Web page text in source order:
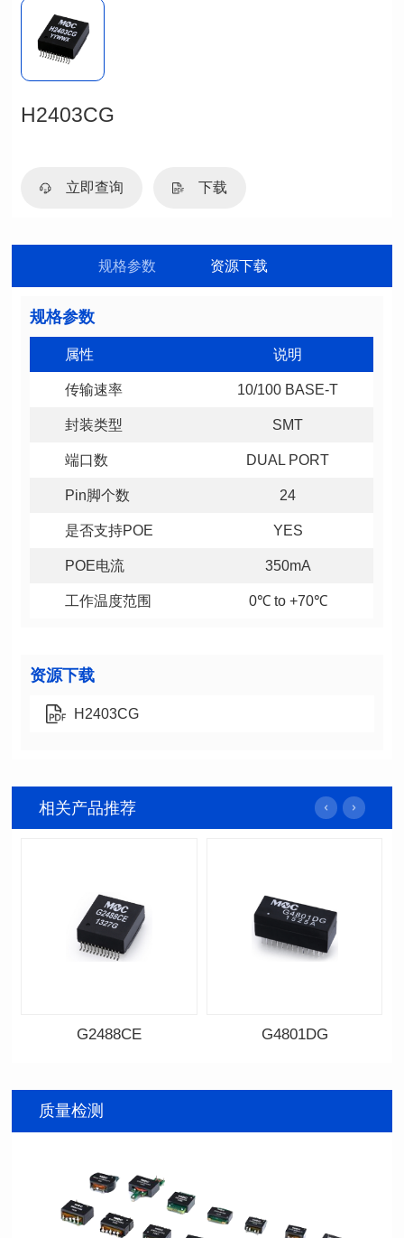
H2403CG
立即查询 下载
规格参数 资源下载
规格参数
属性 说明
传输速率 10/100 BASE-T
封装类型 SMT
端口数 DUAL PORT
Pin脚个数 24
是否支持POE YES
POE电流 350mA
工作温度范围 0℃ to +70℃
资源下载
H2403CG
相关产品推荐
BASE-T
端口数: SINGLE PORT
Pin脚个数: 24
是否支持POE: No
G2488CE
BASE-T
是否支持POE: No
G4801DG
质量检测